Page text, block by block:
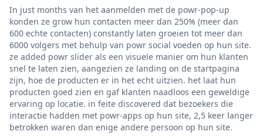
In just months van het aanmelden met de powr-pop-up
konden ze grow hun contacten meer dan 250% (meer dan
600 echte contacten) constantly laten groeien tot meer dan
6000 volgers met behulp van powr social voeden op hun site.
ze added powr slider als een visuele manier om hun klanten
snel te laten zien, aangezien ze landing on de startpagina
zijn, hoe de producten er in het echt uitzien. het laat hun
producten goed zien en gaf klanten naadloos een geweldige
ervaring op locatie. in feite discovered dat bezoekers die
interactie hadden met powr-apps op hun site, 2,5 keer langer
betrokken waren dan enige andere persoon op hun site.